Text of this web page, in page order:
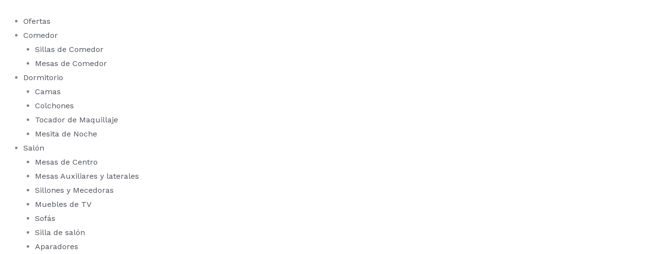
contenido
Ofertas
Comedor
Sillas de Comedor
Mesas de Comedor
Dormitorio
Camas
Colchones
Tocador de Maquillaje
Mesita de Noche
Salón
Mesas de Centro
Mesas Auxiliares y laterales
Sillones y Mecedoras
Muebles de TV
Sofás
Silla de salón
Aparadores